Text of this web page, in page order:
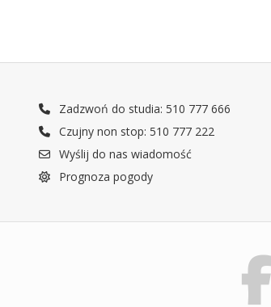
Zadzwoń do studia: 510 777 666
Czujny non stop: 510 777 222
Wyślij do nas wiadomość
Prognoza pogody